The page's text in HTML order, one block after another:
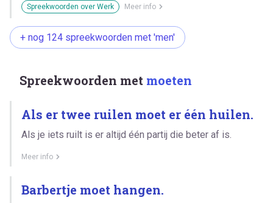
Spreekwoorden over Werk Meer info
+ nog 124 spreekwoorden met 'men'
Spreekwoorden met moeten
Als er twee ruilen moet er één huilen.
Als je iets ruilt is er altijd één partij die beter af is.
Meer info
Barbertje moet hangen.